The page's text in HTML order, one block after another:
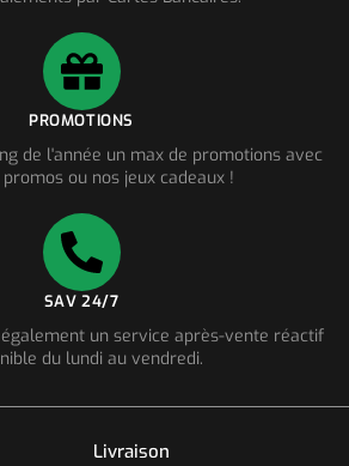
PROMOTIONS
de l'année un max de promotions avec
ou nos jeux cadeaux !
SAV 24/7
un service après-vente réactif
du lundi au vendredi.
Livraison